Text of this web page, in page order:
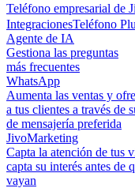
Teléfono empresarial de
IntegracionesTeléfono
Agente de IA
Gestiona las preguntas
más frecuentes
WhatsApp
Aumenta las ventas y
a tus clientes a través de
de mensajería preferida
JivoMarketing
Capta la atención de tus
capta su interés antes de
vayan